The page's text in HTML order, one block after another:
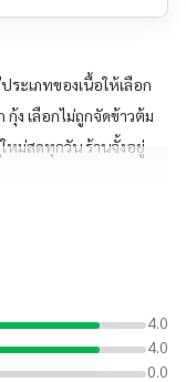
ระเภทของเนื้อให้เลือก
ง เลือกไม่ถูกจัดข้าวต้ม
หม่สดทุกวัน ร้านจั้งอยู่
4.0
4.0
0.0